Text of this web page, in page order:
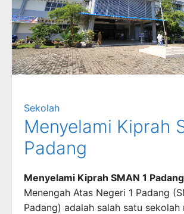
Sekolah
Menyelami Kiprah
Padang
Menyelami Kiprah SMAN 1
Menengah Atas Negeri 1 Padang
Padang) adalah salah satu sekolah